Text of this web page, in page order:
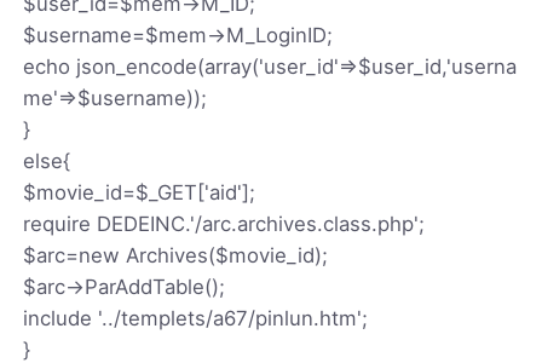
$username=$mem->M_LoginID;
echo json_encode(array('user_id'=>$user_id,'userna
me'=>$username));
}
else{
$movie_id=$_GET['aid'];
require DEDEINC.'/arc.archives.class.php';
$arc=new Archives($movie_id);
$arc->ParAddTable();
include '../templets/a67/pinlun.htm';
}